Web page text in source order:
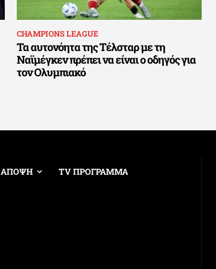
CHAMPIONS LEAGUE
Τα αυτονόητα της Τέλσταρ με τη
Ναϊμέγκεν πρέπει να είναι ο οδηγός για
τον Ολυμπιακό
ΑΠΟΨΗ TV ΠΡΟΓΡΑΜΜΑ